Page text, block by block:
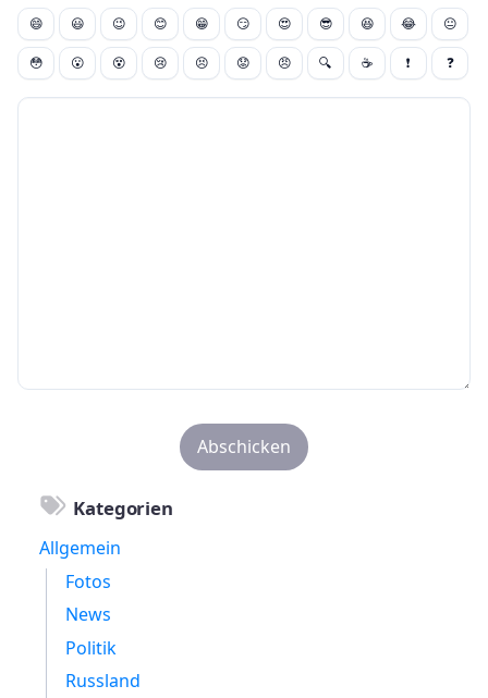
😄 😃 😉 😊 😁 😏 😍 😎 😆 😂 😐
😳 😮 😵 😢 😣 😟 😠 🔍 ☕ ❗ ❓
Kategorien
Allgemein
Fotos
News
Politik
Russland